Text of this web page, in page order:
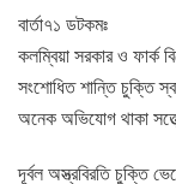
বার্তা৭১ ডটকমঃ
কলম্বিয়া সরকার ও ফার্ক
সংশোধিত শান্তি চুক্তি
অনেক অভিযোগ থাকা
দূর্বল অস্ত্রবিরতি চুক্তি